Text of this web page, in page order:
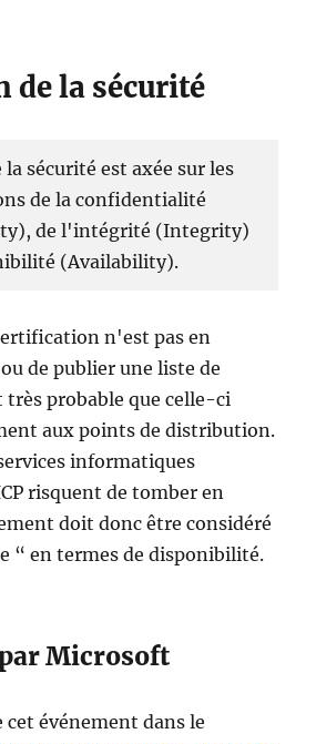
de la sécurité
sécurité est axée sur les
de la confidentialité
de l'intégrité (Integrity)
(Availability).
n'est pas en
de publier une liste de
très probable que celle-ci
aux points de distribution.
informatiques
risquent de tomber en
doit donc être considéré
“ en termes de disponibilité.
Microsoft
événement dans le